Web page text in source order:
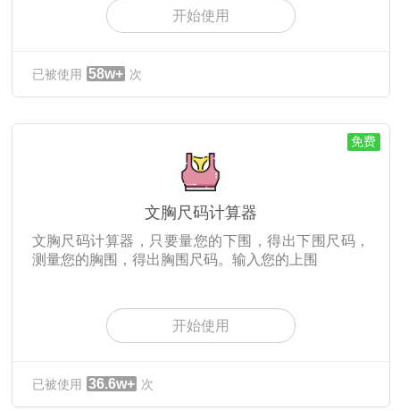
开始使用
已被使用 58w+ 次
免费
文胸尺码计算器
文胸尺码计算器，只要量您的下围，得出下围尺码，
测量您的胸围，得出胸围尺码。输入您的上围
开始使用
已被使用 36.6w+ 次